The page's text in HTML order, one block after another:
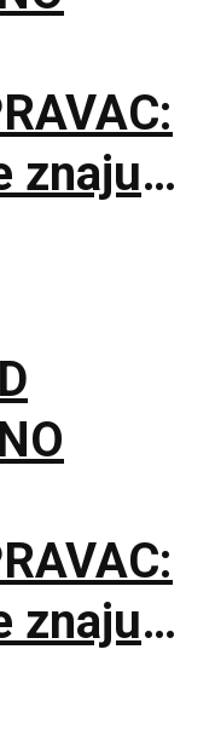
znaju
da se
znaju
da se